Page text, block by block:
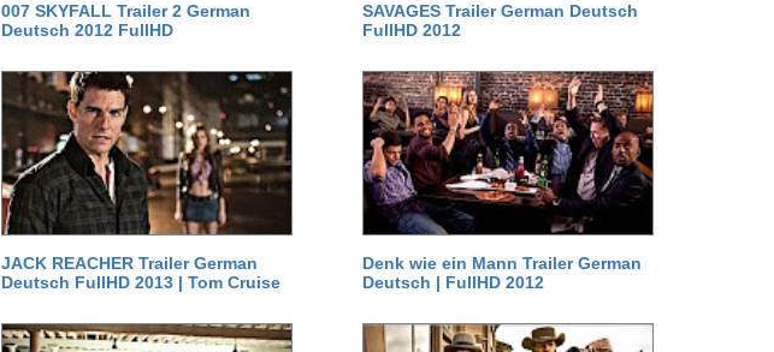
007 SKYFALL Trailer 2 German
Deutsch 2012 FullHD
SAVAGES Trailer German Deutsch
FullHD 2012
JACK REACHER Trailer German
Deutsch FullHD 2013 | Tom Cruise
Denk wie ein Mann Trailer German
Deutsch | FullHD 2012